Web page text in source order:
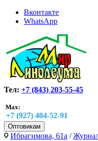
Вконтакте
WhatsApp
Тел: +7 (843) 203-55-45
Max:
+7 (927) 404-52-91
Оптовикам
Ибрагимова, 61а /